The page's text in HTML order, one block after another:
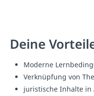
Deine
Moderne
Verknüpfung von
juristische Inhalte